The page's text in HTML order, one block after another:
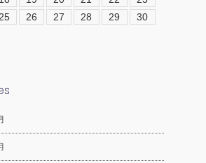
25 26 27 28 29
30